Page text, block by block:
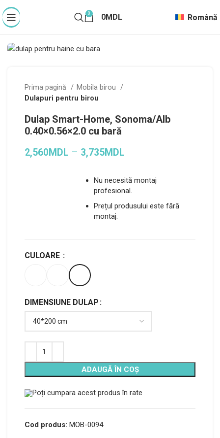
0 0MDL Română
Prima pagină
Mobila birou
Dulapuri pentru birou
Dulap Smart-Home, Sonoma/Alb
0.40×0.56×2.0 cu bară
2,560MDL – 3,735MDL
Nu necesită montaj
profesional.
Prețul produsului este fără
montaj.
CULOARE
DIMENSIUNE DULAP
ADAUGĂ ÎN COȘ
Alternative:
Poți cumpara acest produs în rate
Cod produs: MOB-0094